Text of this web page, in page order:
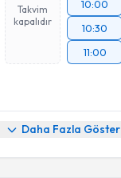
Takvim
kapalıdır
10:00
10:30
11:00
Daha Fazla Göster